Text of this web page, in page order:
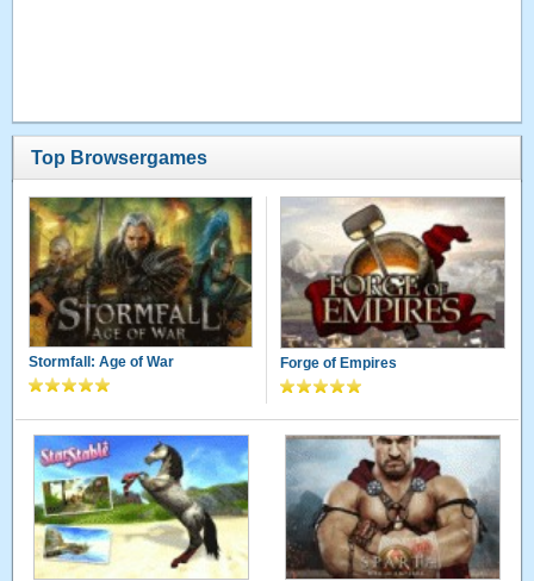
Top Browsergames
Stormfall: Age of War Forge of Empires